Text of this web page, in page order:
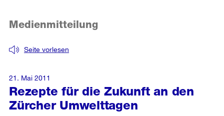
Rezepte für die Zukunft an den
Zürcher Umwelttagen
Seite vorlesen
Medienmitteilung
21. Mai 2011